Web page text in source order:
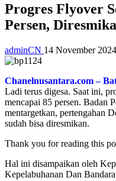
Progres Flyover
Persen,
adminCN 14 November 2024
Chanelnusantara.com –
Ladi terus digesa. Saat ini,
mencapai 85 persen. Badan
mentargetkan, pertengahan
sudah bisa diresmikan.
Thank you for reading this
Hal ini disampaikan oleh
Kepelabuhanan Dan